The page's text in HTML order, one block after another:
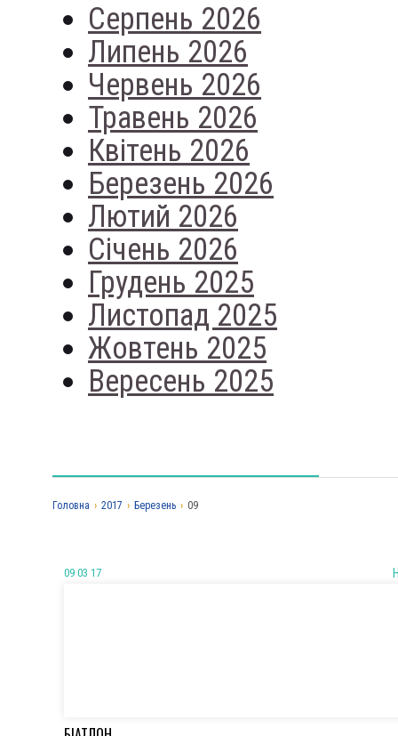
Серпень 2026
Липень 2026
Червень 2026
Травень 2026
Квітень 2026
Березень 2026
Лютий 2026
Січень 2026
Грудень 2025
Листопад 2025
Жовтень 2025
Вересень 2025
Головна › 2017 › Березень › 09
09 03 17